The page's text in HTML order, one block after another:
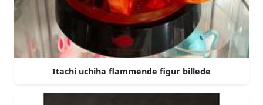
Itachi uchiha flammende figur billede